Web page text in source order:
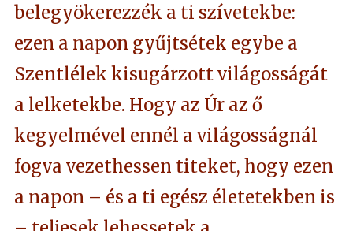
belegyökerezzék a ti szívetekbe:
ezen a napon gyűjtsétek egybe a
Szentlélek kisugárzott világosságát
a lelketekbe. Hogy az Úr az ő
kegyelmével ennél a világosságnál
fogva vezethessen titeket, hogy ezen
a napon – és a ti egész életetekben is